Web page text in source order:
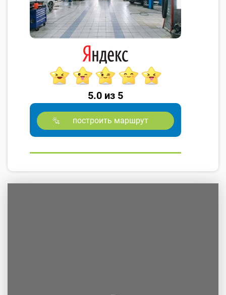
5.0 из 5
построить маршрут